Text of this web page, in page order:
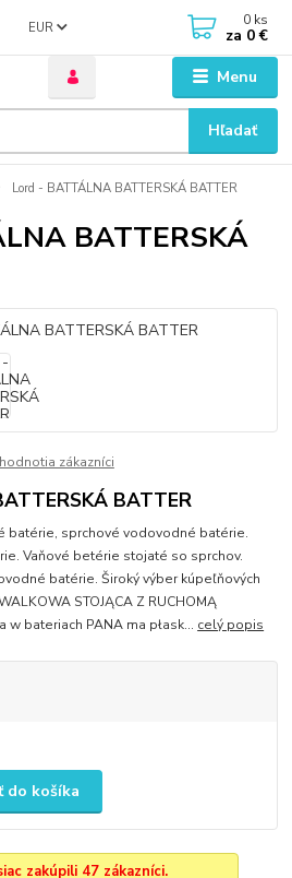
Menu
EUR
Hľadať
0 ks
za 0 €
Lord - BATTÁLNA BATTERSKÁ BATTER
BATTERSKÁ
zákazníci
BATTER
batérie, sprchové vodovodné batérie.
Vaňové betérie stojaté so sprchov.
batérie. Široký výber kúpeľňových
STOJĄCA Z RUCHOMĄ
w bateriach PANA ma płask... celý popis
do košíka
zakúpili 47 zákazníci.